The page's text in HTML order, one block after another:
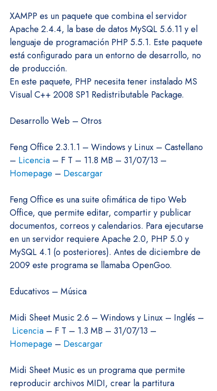
XAMPP es un paquete que combina el servidor
Apache 2.4.4, la base de datos MySQL 5.6.11 y el
lenguaje de programación PHP 5.5.1. Este paquete
está configurado para un entorno de desarrollo, no
de producción.
En este paquete, PHP necesita tener instalado MS
Visual C++ 2008 SP1 Redistributable Package.
Desarrollo Web – Otros
Feng Office 2.3.1.1 – Windows y Linux – Castellano
– Licencia – F T – 11.8 MB – 31/07/13 –
Homepage – Descargar
Feng Office es una suite ofimática de tipo Web
Office, que permite editar, compartir y publicar
documentos, correos y calendarios. Para ejecutarse
en un servidor requiere Apache 2.0, PHP 5.0 y
MySQL 4.1 (o posteriores). Antes de diciembre de
2009 este programa se llamaba OpenGoo.
Educativos – Música
Midi Sheet Music 2.6 – Windows y Linux – Inglés –
Licencia – F T – 1.3 MB – 31/07/13 –
Homepage – Descargar
Midi Sheet Music es un programa que permite
reproducir archivos MIDI, crear la partitura